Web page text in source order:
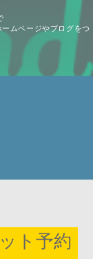
ムページやブログをつ
ト予約